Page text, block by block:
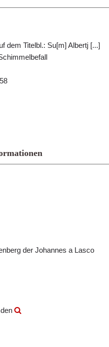
dem Titelbl.: Su[m] Albertj [...]
der Johannes a Lasco